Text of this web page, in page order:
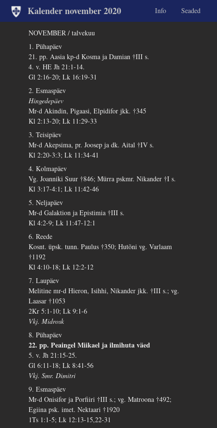
Kalender november 2020 Info Seaded
NOVEMBER / talvekuu
1. Pühapäev
21. pp. Aasia kp-d Kosma ja Damian †III s.
4. v. HE Jh 21:1-14.
Gl 2:16-20; Lk 16:19-31
2. Esmaspäev
Hingedepäev
Mr-d Akindin, Pigaasi, Elpidifor jkk. †345
Kl 2:13-20; Lk 11:29-33
3. Teisipäev
Mr-d Akepsima, pr. Joosep ja dk. Aital †IV s.
Kl 2:20-3:3; Lk 11:34-41
4. Kolmapäev
Vg. Joanniki Suur †846; Mürra pskmr. Nikander †I s.
Kl 3:17-4:1; Lk 11:42-46
5. Neljapäev
Mr-d Galaktion ja Epistimia †III s.
Kl 4:2-9; Lk 11:47-12:1
6. Reede
Kosnt. üpsk. tunn. Paulus †350; Hutõni vg. Varlaam
†1192
Kl 4:10-18; Lk 12:2-12
7. Laupäev
Melitine mr-d Hieron, Isihhi, Nikander jkk. †III s.; vg.
Laasar †1053
2Kr 5:1-10; Lk 9:1-6
Vkj. Midrosk
8. Pühapäev
22. pp. Peaingel Miikael ja ilmihuta väed
5. v. Jh 21:15-25.
Gl 6:11-18; Lk 8:41-56
Vkj. Smr. Dimitri
9. Esmaspäev
Mr-d Onisifor ja Porfiiri †III s.; vg. Matroona †492;
Egiina psk. imet. Nektaari †1920
1Ts 1:1-5; Lk 12:13-15,22-31